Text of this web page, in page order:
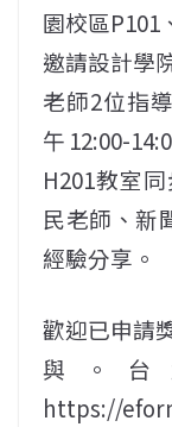
園校區P101
邀請設計學
老師2位指
午12:00-
H201教室
民老師、新
經驗分享。
歡迎已申請
與。
https://